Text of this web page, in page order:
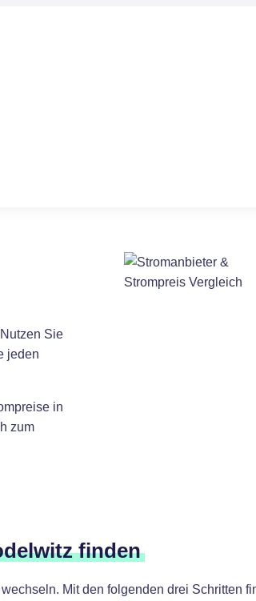
Sie
jeden
in
zum
finden
Mit den folgenden drei Schritten